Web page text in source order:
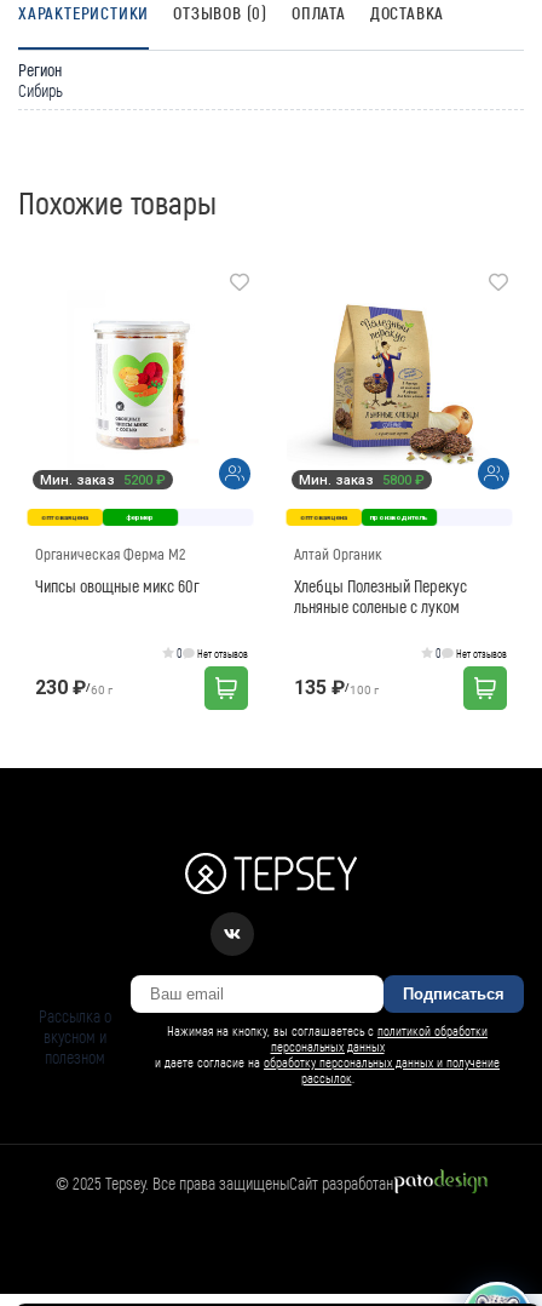
Магазин
ХАРАКТЕРИСТИКИ ОТЗЫВОВ (0) ОПЛАТА ДОСТАВКА
Регион
Сибирь
Похожие товары
Мин. заказ 5200 ₽
оптовая цена фермер
Органическая Ферма М2
Чипсы овощные микс 60г
0 Нет отзывов
230 ₽/60 г
Мин. заказ 5800 ₽
оптовая цена производитель
Алтай Органик
Хлебцы Полезный Перекус
льняные соленые с луком
0 Нет отзывов
135 ₽/100 г
Рассылка о
вкусном и
полезном
Подписаться
Нажимая на кнопку, вы соглашаетесь с политикой обработки
персональных данных
и даете согласие на обработку персональных данных и получение
рассылок
© 2025 Tepsey. Все права защищеныСайт разработан
БАРСИ ИИ